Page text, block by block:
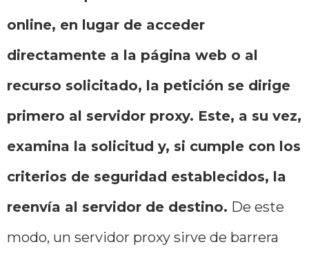
online, en lugar de acceder
directamente a la página web o al
recurso solicitado, la petición se dirige
primero al servidor proxy. Este, a su vez,
examina la solicitud y, si cumple con los
criterios de seguridad establecidos, la
reenvía al servidor de destino. De este
modo, un servidor proxy sirve de barrera